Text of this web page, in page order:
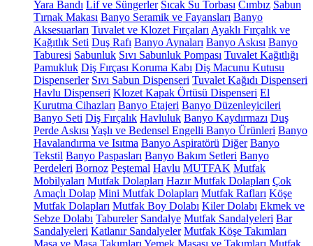
Yara Bandı Lif ve Süngerler Sıcak Su Torbası Cımbız Sabun
Tırnak Makası Banyo Seramik ve Fayansları Banyo
Aksesuarları Tuvalet ve Klozet Fırçaları Ayaklı Fırçalık ve
Kağıtlık Seti Duş Rafı Banyo Aynaları Banyo Askısı Banyo
Taburesi Sabunluk Sıvı Sabunluk Pompası Tuvalet Kağıtlığı
Pamukluk Diş Fırçası Koruma Kabı Diş Macunu Kutusu
Dispenserler Sıvı Sabun Dispenseri Tuvalet Kağıdı Dispenseri
Havlu Dispenseri Klozet Kapak Örtüsü Dispenseri El
Kurutma Cihazları Banyo Etajeri Banyo Düzenleyicileri
Banyo Seti Diş Fırçalık Havluluk Banyo Kaydırmazı Duş
Perde Askısı Yaşlı ve Bedensel Engelli Banyo Ürünleri Banyo
Havalandırma ve Isıtma Banyo Aspiratörü Diğer Banyo
Tekstil Banyo Paspasları Banyo Bakım Setleri Banyo
Perdeleri Bornoz Peştemal Havlu MUTFAK Mutfak
Mobilyaları Mutfak Dolapları Hazır Mutfak Dolapları Çok
Amaçlı Dolap Mini Mutfak Dolapları Mutfak Rafları Köşe
Mutfak Dolapları Mutfak Boy Dolabı Kiler Dolabı Ekmek ve
Sebze Dolabı Tabureler Sandalye Mutfak Sandalyeleri Bar
Sandalyeleri Katlanır Sandalyeler Mutfak Köşe Takımları
Masa ve Masa Takımları Yemek Masası ve Takımları Mutfak